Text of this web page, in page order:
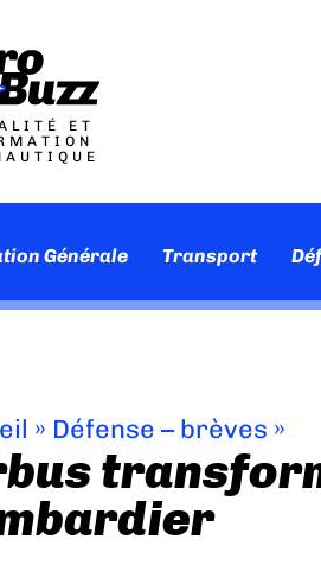
ET
Générale Transport
» Défense – brèves »